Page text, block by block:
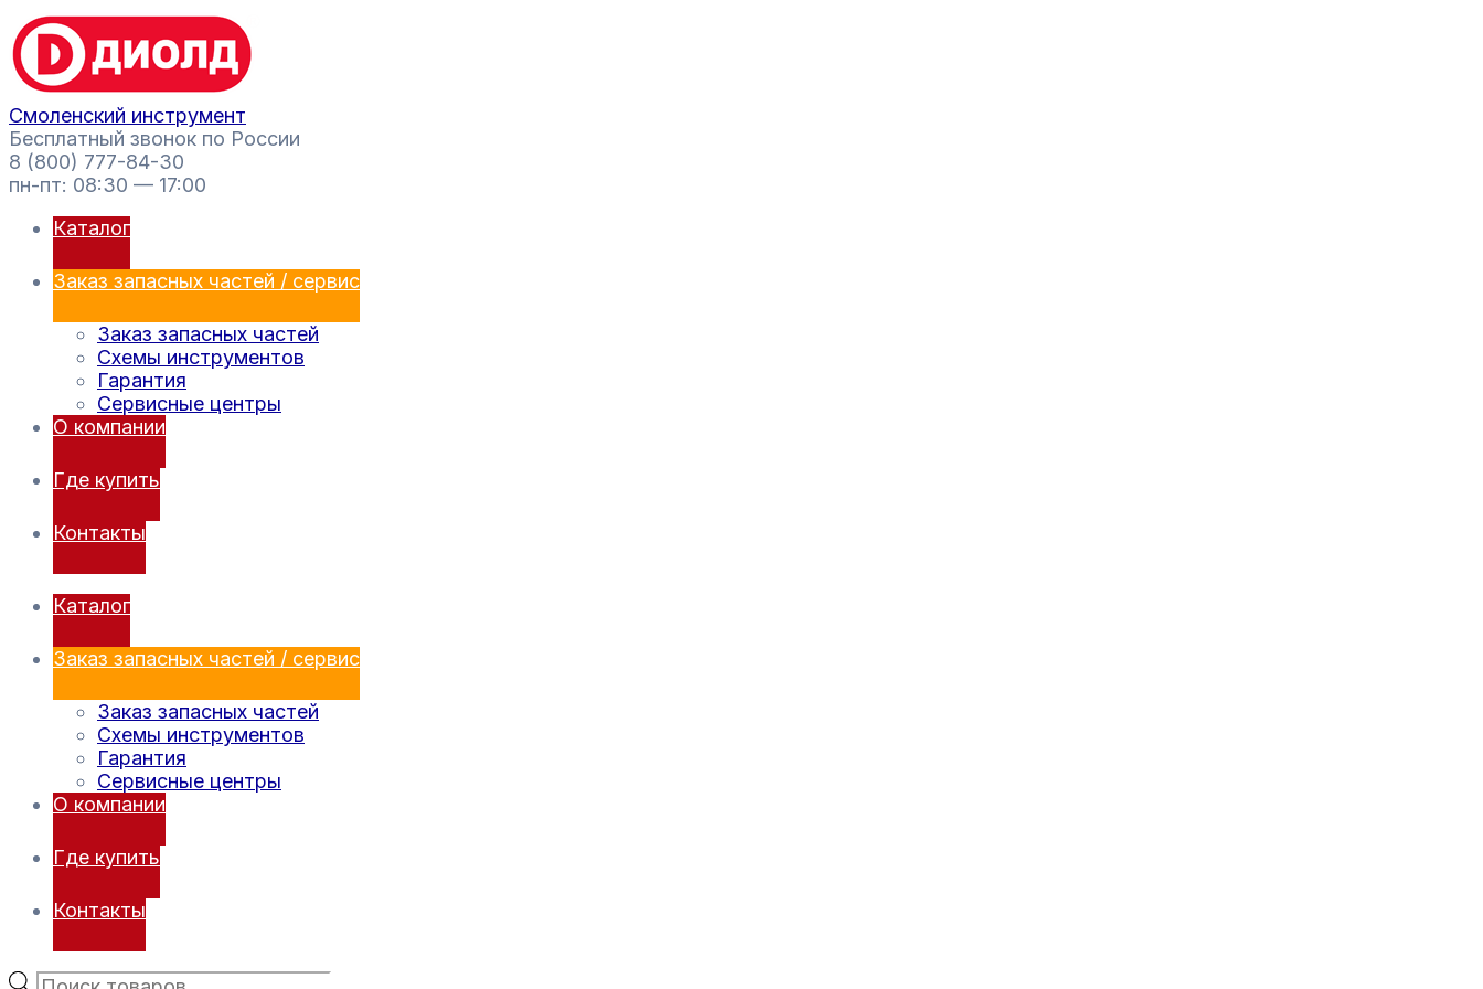
Перейти
к
содержимому
Смоленский инструмент
Бесплатный звонок по России
8 (800) 777-84-30
пн-пт: 08:30 — 17:00
Каталог
Заказ запасных частей / сервис
Заказ запасных частей
Схемы инструментов
Гарантия
Сервисные центры
О компании
Где купить
Контакты
Каталог
Заказ запасных частей / сервис
Заказ запасных частей
Схемы инструментов
Гарантия
Сервисные центры
О компании
Где купить
Контакты
Поиск
товаров